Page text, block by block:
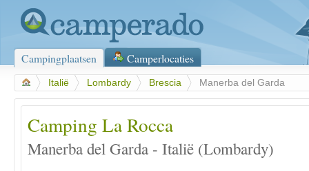
Campingplaatsen Camperlocaties
Italië Lombardy Brescia Manerba del Garda
Camping La Rocca
Manerba del Garda - Italië (Lombardy)